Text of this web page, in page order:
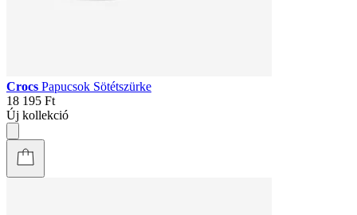
Crocs Papucsok Sötétszürke
18 195 Ft
Új kollekció